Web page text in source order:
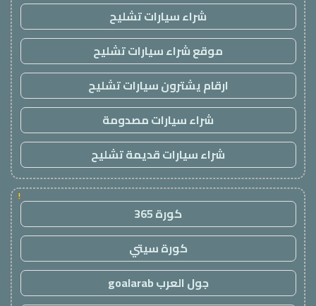
شراء سيارات تشليح
موقع شراء سيارات تشليح
ارقام يشترون سيارات تشليح
شراء سيارات مصدومة
شراء سيارات قديمة تشليح
!
كورة 365
كورة سيتي
جول العرب goalarab